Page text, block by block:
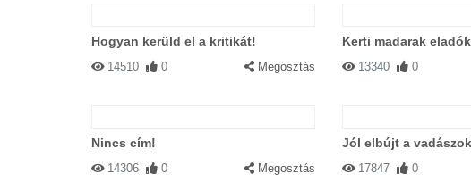
Hogyan kerüld el a kritikát!
14510 0 Megosztás
Kerti madarak eladók
13340 0
Nincs cím!
14306 0 Megosztás
Jól elbújt a
17847 0